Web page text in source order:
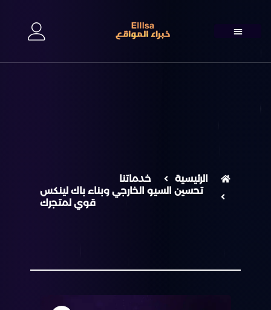
الرئيسية
خدماتنا
تحسين السيو الخارجي وبناء باك لينكس
قوي لمتجرك